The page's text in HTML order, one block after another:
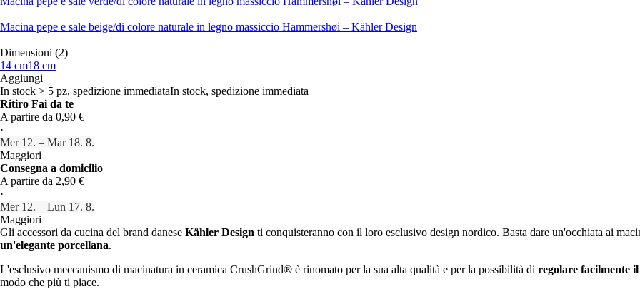
Macina pepe e sale beige/di colore naturale in legno massiccio Hammershøi – Kähler Design
Dimensioni (2)
14 cm18 cm
Aggiungi
In stock > 5 pz, spedizione immediataIn stock, spedizione immediata
Ritiro Fai da te
A partire da 0,90 €
·
Mer 12. – Mar 18. 8.
Maggiori
Consegna a domicilio
A partire da 2,90 €
·
Mer 12. – Lun 17. 8.
Maggiori
Gli accessori da cucina del brand danese Kähler Design ti conquisteranno con il loro esclusivo design nordico. Basta dare un'occhiata ai
un'elegante porcellana.
L'esclusivo meccanismo di macinatura in ceramica CrushGrind® è rinomato per la sua alta qualità e per la possibilità di regolare facilmente
modo che più ti piace.